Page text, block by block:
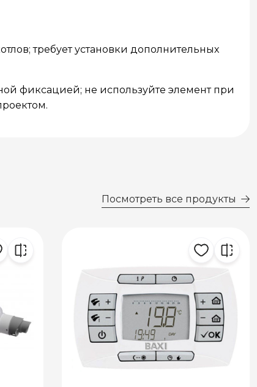
требует установки дополнительных
фиксацией; не используйте элемент при
Посмотреть все продукты